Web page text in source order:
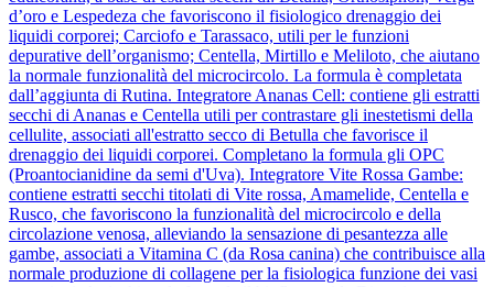
d’oro e Lespedeza che favoriscono il fisiologico drenaggio dei
liquidi corporei; Carciofo e Tarassaco, utili per le funzioni
depurative dell’organismo; Centella, Mirtillo e Meliloto, che aiutano
la normale funzionalità del microcircolo. La formula è completata
dall’aggiunta di Rutina. Integratore Ananas Cell: contiene gli estratti
secchi di Ananas e Centella utili per contrastare gli inestetismi della
cellulite, associati all'estratto secco di Betulla che favorisce il
drenaggio dei liquidi corporei. Completano la formula gli OPC
(Proantocianidine da semi d'Uva). Integratore Vite Rossa Gambe:
contiene estratti secchi titolati di Vite rossa, Amamelide, Centella e
Rusco, che favoriscono la funzionalità del microcircolo e della
circolazione venosa, alleviando la sensazione di pesantezza alle
gambe, associati a Vitamina C (da Rosa canina) che contribuisce alla
normale produzione di collagene per la fisiologica funzione dei vasi